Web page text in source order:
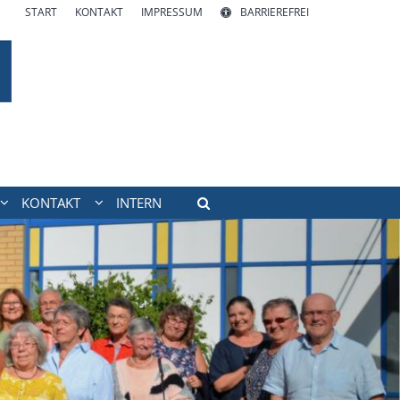
START KONTAKT IMPRESSUM BARRIEREFREI
KONTAKT INTERN